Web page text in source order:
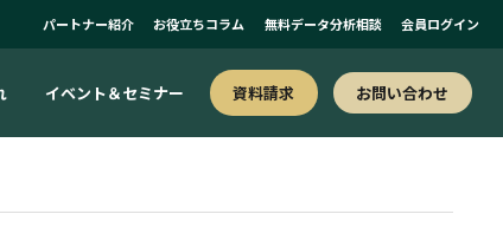
パートナー紹介 お役立ちコラム 無料データ分析相談 会員ログイン
イベント＆セミナー 資料請求 お問い合わせ